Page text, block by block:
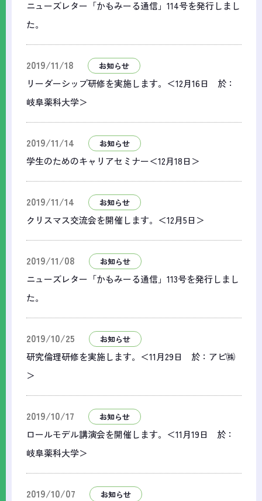
ニューズレター「かもみーる通信」114号を発行しまし
た。
2019/11/18 お知らせ
リーダーシップ研修を実施します。＜12月16日 於：
岐阜薬科大学＞
2019/11/14 お知らせ
学生のためのキャリアセミナー＜12月18日＞
2019/11/14 お知らせ
クリスマス交流会を開催します。＜12月5日＞
2019/11/08 お知らせ
ニューズレター「かもみーる通信」113号を発行しまし
た。
2019/10/25 お知らせ
研究倫理研修を実施します。＜11月29日 於：アピ㈱
＞
2019/10/17 お知らせ
ロールモデル講演会を開催します。＜11月19日 於：
岐阜薬科大学＞
2019/10/07 お知らせ